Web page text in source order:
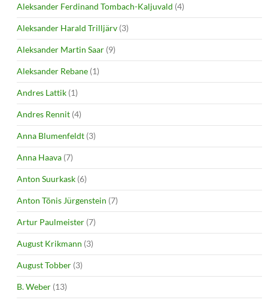
Aleksander Ferdinand Tombach-Kaljuvald (4)
Aleksander Harald Trilljärv (3)
Aleksander Martin Saar (9)
Aleksander Rebane (1)
Andres Lattik (1)
Andres Rennit (4)
Anna Blumenfeldt (3)
Anna Haava (7)
Anton Suurkask (6)
Anton Tõnis Jürgenstein (7)
Artur Paulmeister (7)
August Krikmann (3)
August Tobber (3)
B. Weber (13)